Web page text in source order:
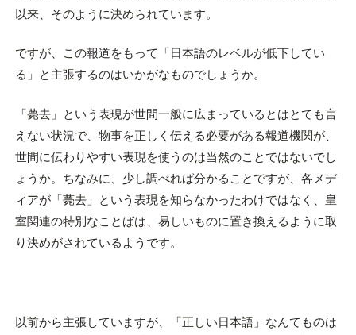
以来、そのように決められています。
ですが、この報道をもって「日本語のレベルが低下してい
る」と主張するのはいかがなものでしょうか。
「薨去」という表現が世間一般に広まっているとはとても言
えない状況で、物事を正しく伝える必要がある報道機関が、
世間に伝わりやすい表現を使うのは当然のことではないでし
ょうか。ちなみに、少し調べれば分かることですが、各メデ
ィアが「薨去」という表現を知らなかったわけではなく、皇
室関連の特別なことばは、易しいものに置き換えるように取
り決めがされているようです。
以前から主張していますが、「正しい日本語」なんてものは